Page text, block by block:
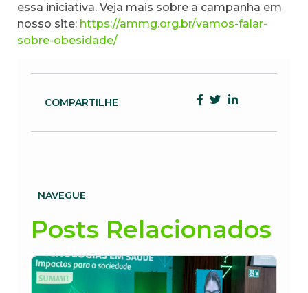
essa iniciativa. Veja mais sobre a campanha em
nosso site: https://ammg.org.br/vamos-falar-
sobre-obesidade/
COMPARTILHE
NAVEGUE
Posts Relacionados